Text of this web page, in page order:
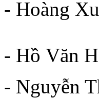
- Hoàng
- Hồ Văn
- Nguyễn